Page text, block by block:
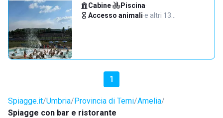
Cabine· Piscina·
Accesso animali·e altri 13…
1
Spiagge.it Umbria Provincia di Terni Amelia
Spiagge con bar e ristorante